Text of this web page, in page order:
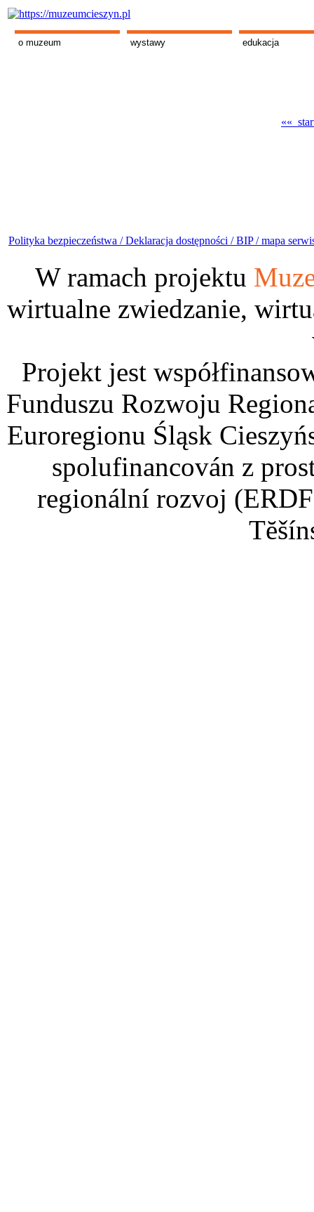
o muzeum wystawy edukacja
««
Polityka bezpieczeństwa /Deklaracja dostępności /BIP /mapa
W ramach projektu
wirtualne zwiedzanie,
Projekt jest
Funduszu Rozwoju
Euroregionu Śląsk
spolufinancován z
regionální rozvoj